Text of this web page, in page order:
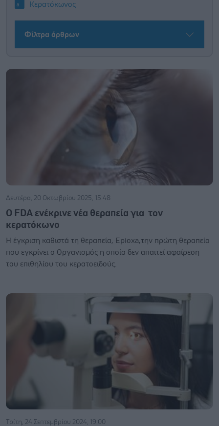
Κερατόκωνος
Φίλτρα άρθρων
Δευτέρα, 20 Οκτωβρίου 2025, 15:48
Ο FDA ενέκρινε νέα θεραπεία για τον
κερατόκωνο
Η έγκριση καθιστά τη θεραπεία, Epioxa,την πρώτη θεραπεία
που εγκρίνει ο Οργανισμός η οποία δεν απαιτεί αφαίρεση
του επιθηλίου του κερατοειδούς.
Τρίτη, 24 Σεπτεμβρίου 2024, 19:00